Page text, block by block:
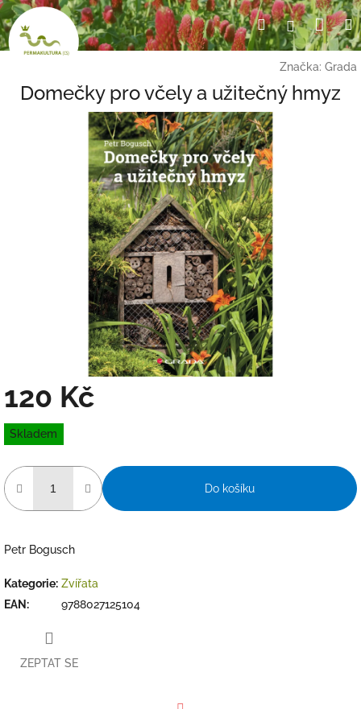
Přejít
na
obsah
HledatPřihlášení
Značka: Grada
Domečky pro včely a užitečný hmyz
120 Kč
Měrná
cena:
Skladem
Do košíku
Petr Bogusch
Kategorie: Zvířata
EAN : 9788027125104
ZEPTAT SE